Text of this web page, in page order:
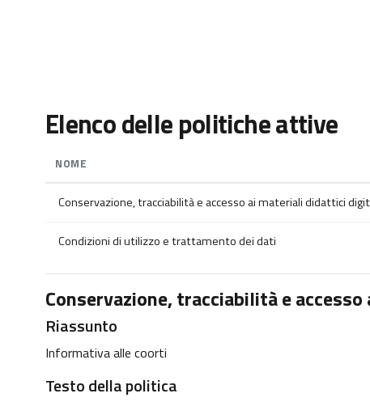
Elenco delle politiche attive
NOME
Conservazione, tracciabilità e accesso ai materiali didattici
Condizioni di utilizzo e trattamento dei dati
Conservazione, tracciabilità e
Riassunto
Informativa alle coorti
Testo della politica